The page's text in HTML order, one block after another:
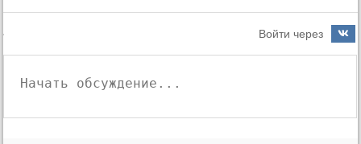
Войти через